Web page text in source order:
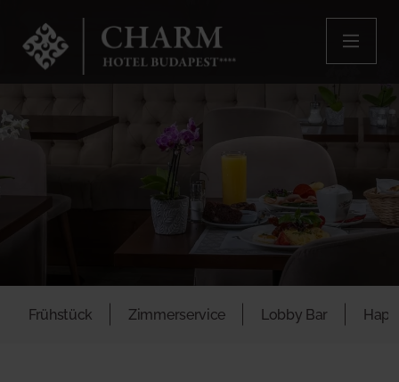
Frühstück Zimmerservice Lobby Bar